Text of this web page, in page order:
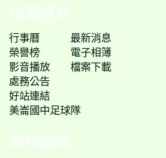
校園連結
行事曆
最新消息
榮譽榜
電子相簿
影音播放
檔案下載
處務公告
好站連結
美崙國中足球隊
學校團隊